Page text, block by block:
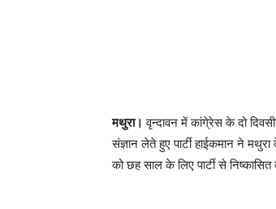
मथुरा। वृन्दावन में कांगे्रेस के दो
संज्ञान लेते हुए पार्टी हाईकमान ने
को छह साल के लिए पार्टी से